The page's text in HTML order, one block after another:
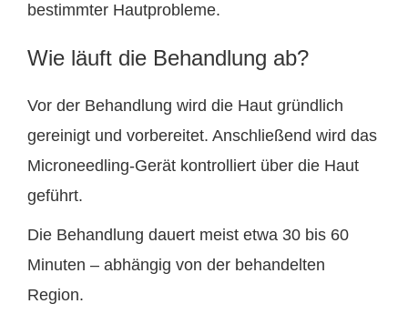
bestimmter Hautprobleme.
Wie läuft die Behandlung ab?
Vor der Behandlung wird die Haut gründlich
gereinigt und vorbereitet. Anschließend wird das
Microneedling-Gerät kontrolliert über die Haut
geführt.
Die Behandlung dauert meist etwa 30 bis 60
Minuten – abhängig von der behandelten
Region.